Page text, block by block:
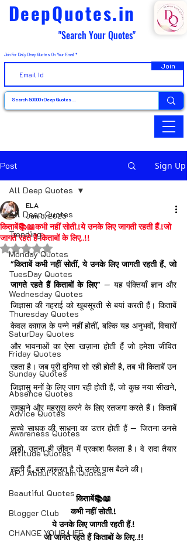
DeepQuotes.in
"Search Your Quotes"
Join For Daily Deep Quotes On Your Email
Join
Post Sign Up
All Deep Quotes
Trending
Monday Quotes
TuesDay Quotes
Wednesday Quotes
Thuresday Quotes
SaturDay Quotes
Friday Quotes
Sunday Quotes
Absence Quotes
Advice Quotes
Awareness Quotes
Attitude Quotes
APJ Abdul Kalam Quotes
Beautiful Quotes
Blogger Club
CHANGE YOUR LIFE
All Deep Quotes
किताबें📚📖कभी नहीं सोती.!ये उनके लिए जागती रहती हैं.!जो
जागते रहते हैं किताबों के लिए..!!
ELA
Jun 3, 2025
Rated NaN out of 5 stars.
"किताबें कभी नहीं सोतीं, ये उनके लिए जागती रहती हैं, जो
जागते रहते हैं किताबों के लिए" — यह पंक्तियाँ ज्ञान और
जिज्ञासा की गहराई को खूबसूरती से बयां करती हैं। किताबें
केवल काग़ज़ के पन्ने नहीं होतीं, बल्कि यह अनुभवों, विचारों
और भावनाओं का ऐसा खज़ाना होती हैं जो हमेशा जीवित
रहता है। जब पूरी दुनिया सो रही होती है, तब भी किताबें उन
जिज्ञासु मनों के लिए जाग रही होती हैं, जो कुछ नया सीखने,
समझने और महसूस करने के लिए रतजगा करते हैं। किताबें
सच्चे साधक की साधना का उत्तर होती हैं — जितना उनसे
जुड़ो, उतना ही जीवन में प्रकाश फैलता है। वे सदा तैयार
रहती हैं, बस ज़रूरत है तो उनके पास बैठने की।
किताबें📚📖
कभी नहीं सोती.!
ये उनके लिए जागती रहती हैं.!
जो जागते रहते हैं किताबों के लिए..!!